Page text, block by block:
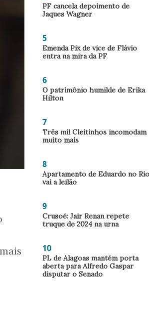
PF cancela depoimento de
Jaques Wagner
5
Emenda Pix de vice de Flávio
entra na mira da PF
6
O patrimônio humilde de Erika
Hilton
7
Três mil Cleitinhos incomodam
muito mais
8
Apartamento de Eduardo no Rio
vai a leilão
9
Crusoé: Jair Renan repete
truque de 2024 na urna
10
PL de Alagoas mantém porta
aberta para Alfredo Gaspar
disputar o Senado